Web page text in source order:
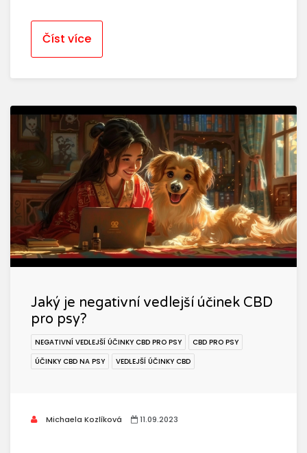
Číst více
Jaký je negativní vedlejší účinek CBD
pro psy?
NEGATIVNÍ VEDLEJŠÍ ÚČINKY CBD PRO PSY
CBD PRO PSY
ÚČINKY CBD NA PSY
VEDLEJŠÍ ÚČINKY CBD
Michaela Kozlíková 11.09.2023